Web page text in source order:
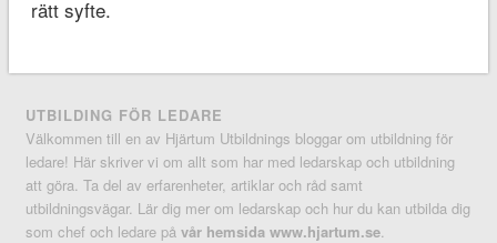
rätt syfte.
UTBILDING FÖR LEDARE
Välkommen till en av Hjärtum Utbildnings bloggar om utbildning för
ledare! Här skriver vi om allt som har med ledarskap och utbildning
att göra. Ta del av erfarenheter, artiklar och råd samt
utbildningsvägar. Lär dig mer om ledarskap och hur du kan utbilda dig
som chef och ledare påvår hemsida www.hjartum.se